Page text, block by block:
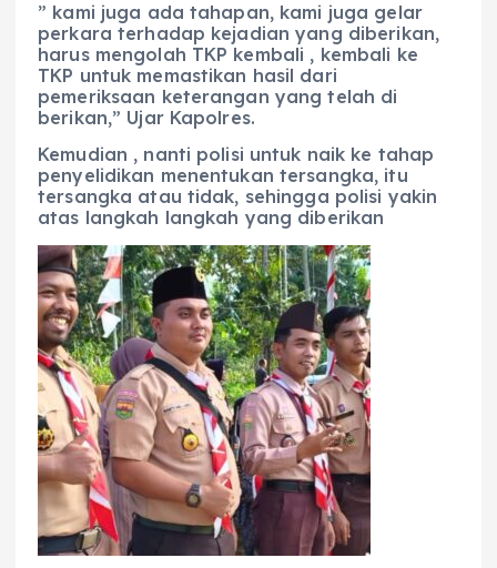
” kami juga ada tahapan, kami juga gelar
perkara terhadap kejadian yang diberikan,
harus mengolah TKP kembali , kembali ke
TKP untuk memastikan hasil dari
pemeriksaan keterangan yang telah di
berikan,” Ujar Kapolres.
Kemudian , nanti polisi untuk naik ke tahap
penyelidikan menentukan tersangka, itu
tersangka atau tidak, sehingga polisi yakin
atas langkah langkah yang diberikan